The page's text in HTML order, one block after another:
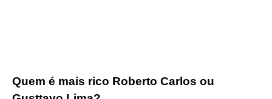
Quem é mais rico Roberto Carlos ou